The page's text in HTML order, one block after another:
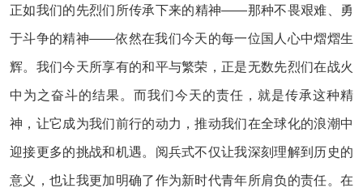
正如我们的先烈们所传承下来的精神——那种不畏艰难、勇
于斗争的精神——依然在我们今天的每一位国人心中熠熠生
辉。我们今天所享有的和平与繁荣，正是无数先烈们在战火
中为之奋斗的结果。而我们今天的责任，就是传承这种精
神，让它成为我们前行的动力，推动我们在全球化的浪潮中
迎接更多的挑战和机遇。阅兵式不仅让我深刻理解到历史的
意义，也让我更加明确了作为新时代青年所肩负的责任。在